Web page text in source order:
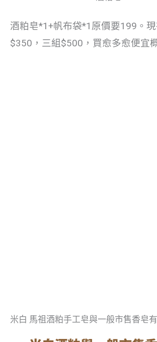
酒粕皂*1+帆布袋*1原價要199。
$350，三組$500，買愈多愈便宜
米白 馬祖酒粕手工皂與一般市售香皂